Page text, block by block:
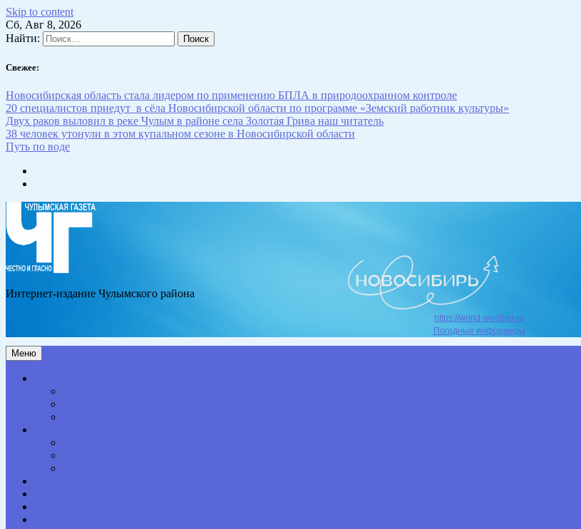
Skip to content
Сб, Авг 8, 2026
Найти:
Свежее:
Новосибирская область стала лидером по применению БПЛА в природоохранном контроле
20 специалистов приедут в сёла Новосибирской области по программе «Земский работник культуры»
Двух раков выловил в реке Чулым в районе села Золотая Грива наш читатель
38 человек утонули в этом купальном сезоне в Новосибирской области
Путь по воде
Интернет-издание Чулымского района
https://world-weather.ru
Погодные информеры
Меню